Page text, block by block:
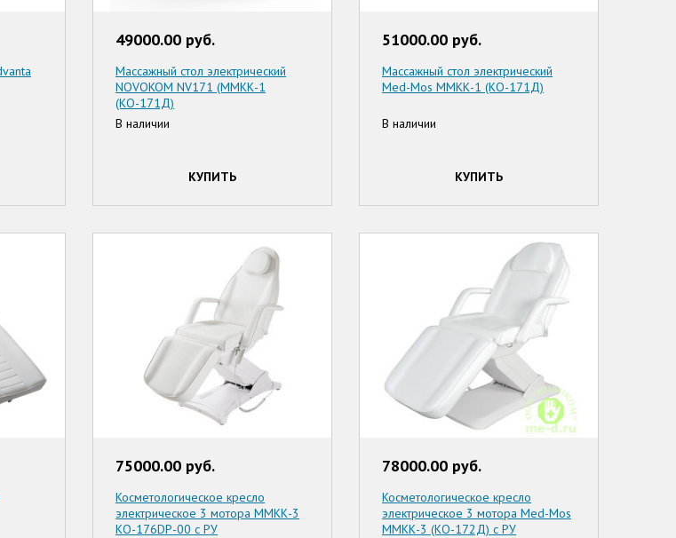
49000.00 руб.
Массажный стол электрический
NOVOKOM NV171 (ММКК-1
(КО-171Д)
В наличии
КУПИТЬ
51000.00 руб.
Массажный стол электрический
Med-Mos ММКК-1 (КО-171Д)
В наличии
КУПИТЬ
75000.00 руб.
Косметологическое кресло
электрическое 3 мотора ММКК-3
КО-176DP-00 с РУ
78000.00 руб.
Косметологическое кресло
электрическое 3 мотора Med-Mos
ММКК-3 (КО-172Д) с РУ